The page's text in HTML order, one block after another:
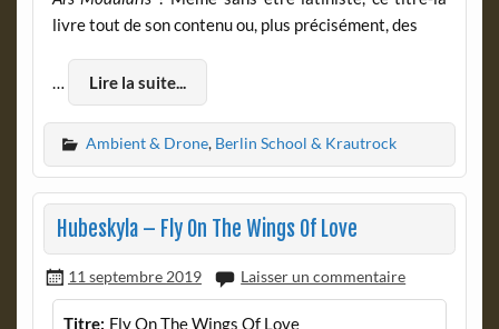
livre tout de son contenu ou, plus précisément, des
… Lire la suite...
Ambient & Drone, Berlin School & Krautrock
Hubeskyla – Fly On The Wings Of Love
11 septembre 2019 Laisser un commentaire
Titre: Fly On The Wings Of Love